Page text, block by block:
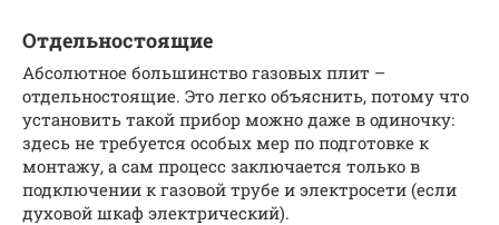
Отдельностоящие
Абсолютное большинство газовых плит –
отдельностоящие. Это легко объяснить, потому что
установить такой прибор можно даже в одиночку:
здесь не требуется особых мер по подготовке к
монтажу, а сам процесс заключается только в
подключении к газовой трубе и электросети (если
духовой шкаф электрический).